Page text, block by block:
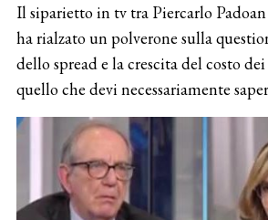
Il siparietto in tv tra Piercarlo
ha rialzato un polverone sulla
dello spread e la crescita del costo
quello che devi necessariamente